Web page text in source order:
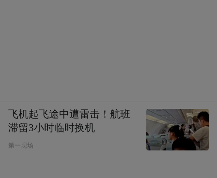
飞机起飞途中遭雷击！航班
滞留3小时临时换机
第一现场